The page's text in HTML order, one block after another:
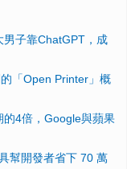
子靠ChatGPT，成
「Open Printer」概
的4倍，Google與蘋果
幫開發者省下 70 萬